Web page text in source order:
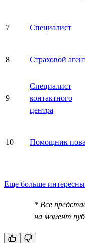
7 Специалист
8 Страховой
9
Специалист
контактного
центра
10 Помощник
Еще больше
* Все
на момент